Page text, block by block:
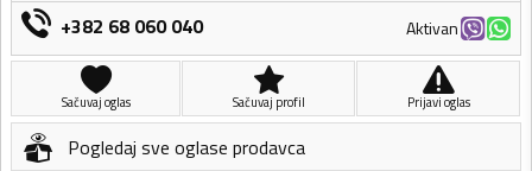
+382 68 060 040 Aktivan
Sačuvaj oglas Sačuvaj profil Prijavi oglas
Pogledaj sve oglase prodavca